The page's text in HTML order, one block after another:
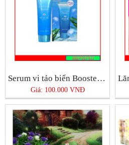
Serum vi tảo biển Booster Thái Lan
Giá: 100.000 VNĐ